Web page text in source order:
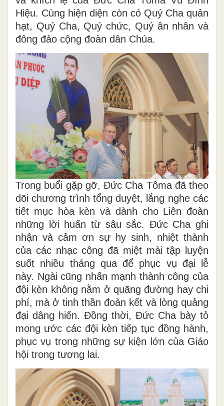
Hiệu. Cùng hiện diện còn có Quý Cha quản
hạt, Quý Cha, Quý chức, Quý ân nhân và
đông đảo cộng đoàn dân Chúa.
Trong buổi gặp gỡ, Đức Cha Tôma đã theo
dõi chương trình tổng duyệt, lắng nghe các
tiết mục hòa kèn và dành cho Liên đoàn
những lời huấn từ sâu sắc. Đức Cha ghi
nhận và cảm ơn sự hy sinh, nhiệt thành
của các nhạc công đã miệt mài tập luyện
suốt nhiều tháng qua để phục vụ đại lễ
này. Ngài cũng nhấn mạnh thành công của
đội kèn không nằm ở quãng đường hay chi
phí, mà ở tinh thần đoàn kết và lòng quảng
đại dâng hiến. Đồng thời, Đức Cha bày tỏ
mong ước các đội kèn tiếp tục đồng hành,
phục vụ trong những sự kiện lớn của Giáo
hội trong tương lai.